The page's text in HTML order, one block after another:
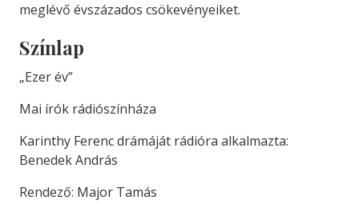
meglévő évszázados csökevényeiket.
Színlap
„Ezer év”
Mai írók rádiószínháza
Karinthy Ferenc drámáját rádióra alkalmazta:
Benedek András
Rendező: Major Tamás